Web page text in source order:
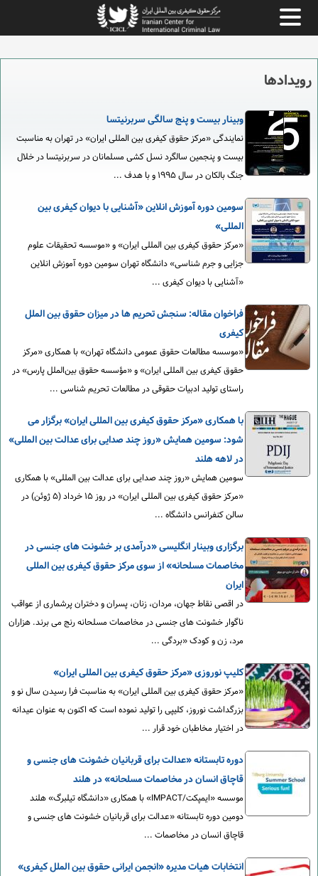
رویدادها
وبینار بیست و پنج سالگی سربرنیتسا
نمایندگی «مرکز حقوق کیفری بین المللی ایران» در تهران به مناسبت
بیست و پنجمین سالگرد نسل کشی مسلمانان در سربرنیتسا در خلال
جنگ بالکان در سال ۱۹۹۵ و با هدف ...
سومین دوره آموزش انلاین «آشنایی با دیوان کیفری بین
المللی»
«مرکز حقوق کیفری بین المللی ایران» و «موسسه تحقیقات علوم
جزایی و جرم شناسی» دانشگاه تهران سومین دوره آموزش انلاین
«آشنایی با دیوان کیفری ...
فراخوان مقاله: سنجش تحریم ها در میزان حقوق بین الملل
کیفری
«موسسه مطالعات حقوق عمومی دانشگاه تهران» با همکاری «مرکز
حقوق کیفری بین المللی ایران» و «مؤسسه حقوق بین‌الملل پارس» در
راستای تولید ادبیات حقوقی در مطالعات تحریم شناسی ...
با همکاری «مرکز حقوق کیفری بین المللی ایران» برگزار می
شود: سومین همایش «روز چند صدایی برای عدالت بین المللی»
در لاهه هلند
سومین همایش «روز چند صدایی برای عدالت بین المللی» با همکاری
«مرکز حقوق کیفری بین المللی ایران» در روز ۱۵ خرداد (۵ ژوئن) در
سالن کنفرانس دانشگاه ...
برگزاری وبینار انگلیسی «درآمدی بر خشونت های جنسی در
مخاصمات مسلحانه» از سوی مرکز حقوق کیفری بین المللی
ایران
در اقصی نقاط جهان، مردان، زنان،‌ پسران و دختران پرشماری از عواقب
ناگوار خشونت های جنسی در مخاصمات مسلحانه رنج می برند. هزاران
مرد، زن و کودک «بردگی ...
کلیپ نوروزی «مرکز حقوق کیفری بین المللی ایران»
«مرکز حقوق کیفری بین المللی ایران» به مناسبت فرا رسیدن سال نو و
بزرگداشت نوروز، کلیپی را تولید نموده است که اکنون به عنوان عیدانه
در اختیار مخاطبان خود قرار ...
دوره تابستانه «عدالت برای قربانیان خشونت های جنسی و
قاچاق انسان در مخاصمات مسلحانه» در هلند
موسسه «ایمپکت/IMPACT» با همکاری «دانشگاه تیلبرگ» هلند
دومین دوره تابستانه «عدالت برای قربانیان خشونت های جنسی و
قاچاق انسان در مخاصمات ...
انتخابات هیات مدیره «انجمن ایرانی حقوق بین الملل کیفری»